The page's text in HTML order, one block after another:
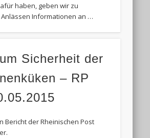
haben, geben wir zu
Informationen an …
Sicherheit der
– RP
Bericht der Rheinischen Post